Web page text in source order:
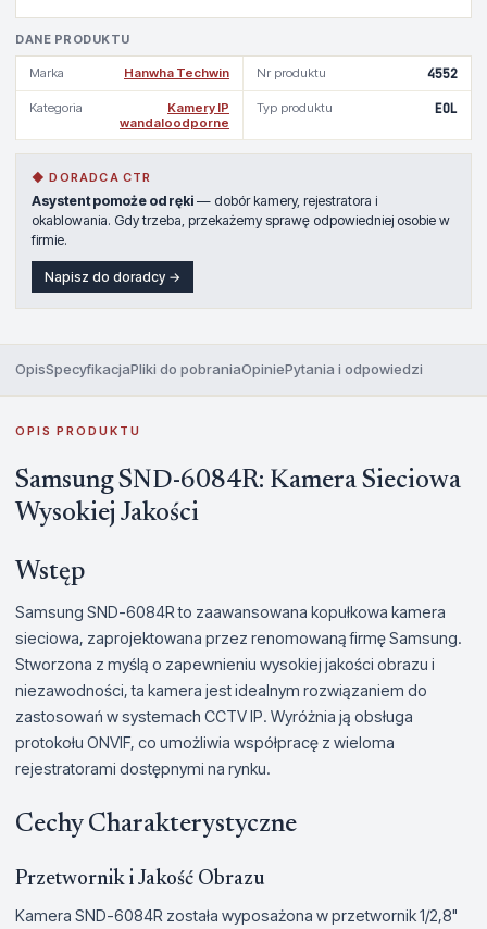
DANE PRODUKTU
Marka Hanwha Techwin Nr produktu 4552
Kategoria
Kamery IP
wandaloodporne
Typ produktu EOL
◆ DORADCA CTR
Asystent pomoże od ręki — dobór kamery, rejestratora i
okablowania. Gdy trzeba, przekażemy sprawę odpowiedniej osobie w
firmie.
Napisz do doradcy →
OpisSpecyfikacjaPliki do pobraniaOpiniePytania i odpowiedzi
OPIS PRODUKTU
Samsung SND-6084R: Kamera Sieciowa
Wysokiej Jakości
Wstęp
Samsung SND-6084R to zaawansowana kopułkowa kamera
sieciowa, zaprojektowana przez renomowaną firmę Samsung.
Stworzona z myślą o zapewnieniu wysokiej jakości obrazu i
niezawodności, ta kamera jest idealnym rozwiązaniem do
zastosowań w systemach CCTV IP. Wyróżnia ją obsługa
protokołu ONVIF, co umożliwia współpracę z wieloma
rejestratorami dostępnymi na rynku.
Cechy Charakterystyczne
Przetwornik i Jakość Obrazu
Kamera SND-6084R została wyposażona w przetwornik 1/2,8"